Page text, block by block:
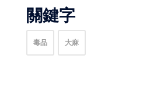
關鍵字
毒品 大麻